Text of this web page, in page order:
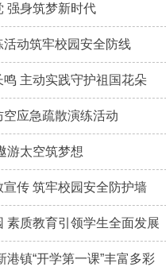
强身筑梦新时代
动筑牢校园安全防线
主动实践守护祖国花朵
应急疏散演练活动
游太空筑梦想
传 筑牢校园安全防护墙
素质教育引领学生全面发展
镇“开学第一课”丰富多彩